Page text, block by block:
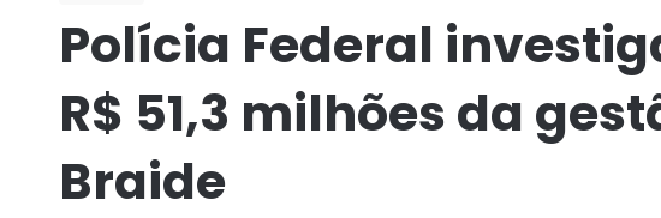
Polícia Federal
R$ 51,3 milhões da
Braide